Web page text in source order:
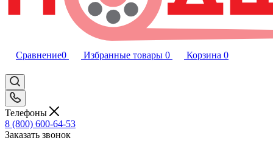
Сравнение0 Избранные товары 0 Корзина 0
Телефоны
8 (800) 600-64-53
Заказать звонок